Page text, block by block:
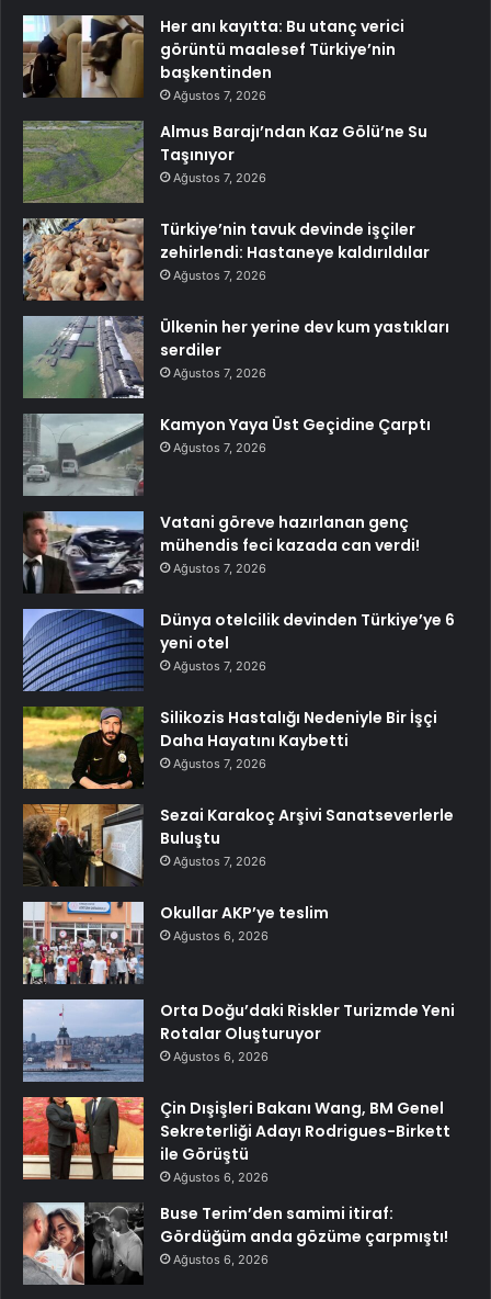
Her anı kayıtta: Bu utanç verici
görüntü maalesef Türkiye’nin
başkentinden
Ağustos 7, 2026
Almus Barajı’ndan Kaz Gölü’ne Su
Taşınıyor
Ağustos 7, 2026
Türkiye’nin tavuk devinde işçiler
zehirlendi: Hastaneye kaldırıldılar
Ağustos 7, 2026
Ülkenin her yerine dev kum yastıkları
serdiler
Ağustos 7, 2026
Kamyon Yaya Üst Geçidine Çarptı
Ağustos 7, 2026
Vatani göreve hazırlanan genç
mühendis feci kazada can verdi!
Ağustos 7, 2026
Dünya otelcilik devinden Türkiye’ye 6
yeni otel
Ağustos 7, 2026
Silikozis Hastalığı Nedeniyle Bir İşçi
Daha Hayatını Kaybetti
Ağustos 7, 2026
Sezai Karakoç Arşivi Sanatseverlerle
Buluştu
Ağustos 7, 2026
Okullar AKP’ye teslim
Ağustos 6, 2026
Orta Doğu’daki Riskler Turizmde Yeni
Rotalar Oluşturuyor
Ağustos 6, 2026
Çin Dışişleri Bakanı Wang, BM Genel
Sekreterliği Adayı Rodrigues-Birkett
ile Görüştü
Ağustos 6, 2026
Buse Terim’den samimi itiraf:
Gördüğüm anda gözüme çarpmıştı!
Ağustos 6, 2026